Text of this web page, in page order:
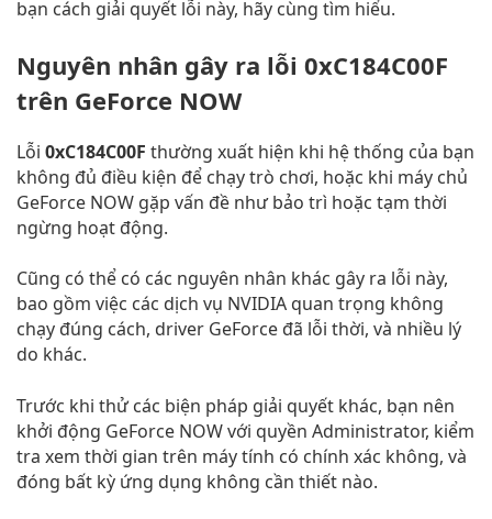
bạn cách giải quyết lỗi này, hãy cùng tìm hiểu.
Nguyên nhân gây ra lỗi 0xC184C00F
trên GeForce NOW
Lỗi 0xC184C00F thường xuất hiện khi hệ thống của bạn
không đủ điều kiện để chạy trò chơi, hoặc khi máy chủ
GeForce NOW gặp vấn đề như bảo trì hoặc tạm thời
ngừng hoạt động.
Cũng có thể có các nguyên nhân khác gây ra lỗi này,
bao gồm việc các dịch vụ NVIDIA quan trọng không
chạy đúng cách, driver GeForce đã lỗi thời, và nhiều lý
do khác.
Trước khi thử các biện pháp giải quyết khác, bạn nên
khởi động GeForce NOW với quyền Administrator, kiểm
tra xem thời gian trên máy tính có chính xác không, và
đóng bất kỳ ứng dụng không cần thiết nào.